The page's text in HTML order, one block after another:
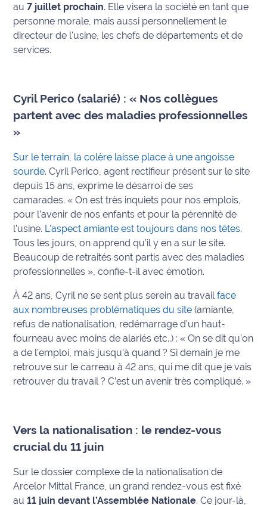
L'anecdote
de Jeff
C'est
Coachs
Maritima
Bon
plan
sortie
Nous
contacter
Ecouter
et voir
Qui
sommes
nous ?
Devenir
annonceur
Mention
légales
Conditions
générales
d'utilisation du
au7 juillet prochain. Elle visera la société en tant que
personne morale, mais aussi personnellement le
directeur de l'usine, les chefs de départements et de
services.
Cyril Perico (salarié) : « Nos collègues
partent avec des maladies professionnelles
»
Sur le terrain, la colère laisse place à une angoisse
sourde. Cyril Perico, agent rectifieur présent sur le site
depuis 15 ans, exprime le désarroi de ses
camarades.« On est très inquiets pour nos emplois,
pour l’avenir de nos enfants et pour la pérennité de
l’usine. L'aspect amiante est toujours dans nos têtes.
Tous les jours, on apprend qu’il y en a sur le site.
Beaucoup de retraités sont partis avec des maladies
professionnelles » , confie-t-il avec émotion.
À 42 ans, Cyril ne se sent plus serein au travailface
aux nombreuses problématiques du site (amiante,
refus de nationalisation, redémarrage d'un haut-
fourneau avec moins de alariés etc..) :« On se dit qu’on
a de l’emploi, mais jusqu’à quand ? Si demain je me
retrouve sur le carreau à 42 ans, qui me dit que je vais
retrouver du travail ? C’est un avenir très compliqué. »
Vers la nationalisation : le rendez-vous
crucial du 11 juin
Sur le dossier complexe de la nationalisation de
Arcelor Mittal France, un grand rendez-vous est fixé
au11 juin devant l’Assemblée Nationale. Ce jour-là,